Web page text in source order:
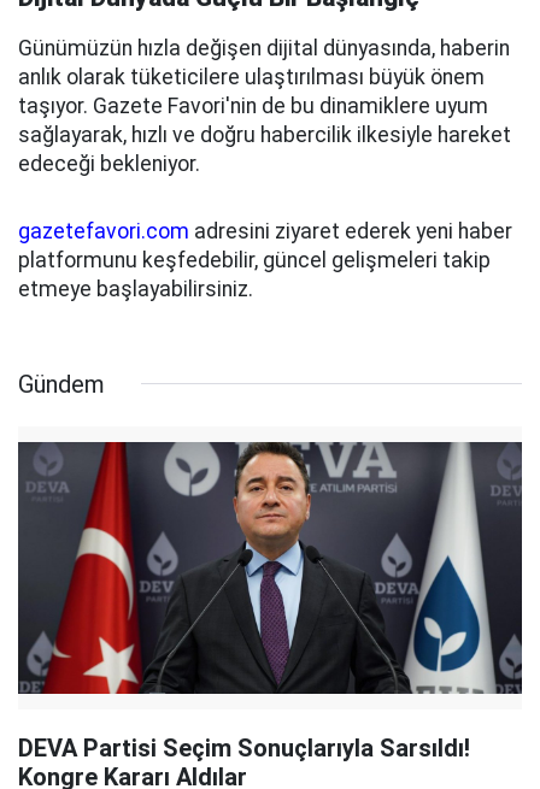
Günümüzün hızla değişen dijital dünyasında, haberin
anlık olarak tüketicilere ulaştırılması büyük önem
taşıyor. Gazete Favori'nin de bu dinamiklere uyum
sağlayarak, hızlı ve doğru habercilik ilkesiyle hareket
edeceği bekleniyor.
gazetefavori.com adresini ziyaret ederek yeni haber
platformunu keşfedebilir, güncel gelişmeleri takip
etmeye başlayabilirsiniz.
Gündem
DEVA Partisi Seçim Sonuçlarıyla Sarsıldı!
Kongre Kararı Aldılar